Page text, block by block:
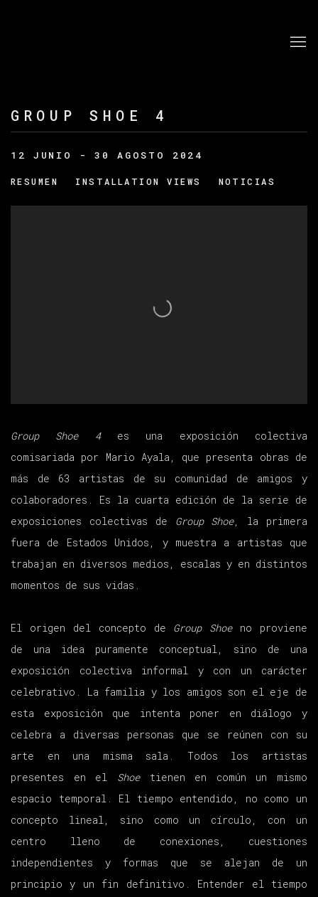
GROUP SHOE 4
12 JUNIO - 30 AGOSTO 2024
RESUMEN INSTALLATION VIEWS NOTICIAS
Group Shoe 4 es una exposición colectiva
comisariada por Mario Ayala, que presenta obras de
más de 63 artistas de su comunidad de amigos y
colaboradores. Es la cuarta edición de la serie de
exposiciones colectivas de Group Shoe, la primera
fuera de Estados Unidos, y muestra a artistas que
trabajan en diversos medios, escalas y en distintos
momentos de sus vidas.
El origen del concepto de Group Shoeno proviene
de una idea puramente conceptual, sino de una
exposición colectiva informal y con un carácter
celebrativo. La familia y los amigos son el eje de
esta exposición que intenta poner en diálogo y
celebra a diversas personas que se reúnen con su
arte en una misma sala. Todos los artistas
presentes en el Shoetienen en común un mismo
espacio temporal. El tiempo entendido, no como un
concepto lineal, sino como un círculo, con un
centro lleno de conexiones, cuestiones
independientes y formas que se alejan de un
principio y un fin definitivo. Entender el tiempo